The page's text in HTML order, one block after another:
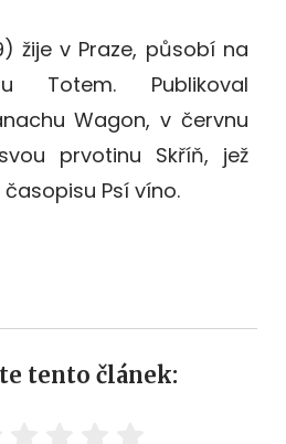
žije v Praze, působí na
Totem. Publikoval
Wagon, v červnu
prvotinu Skříň, jež
Psí víno.
tento článek: